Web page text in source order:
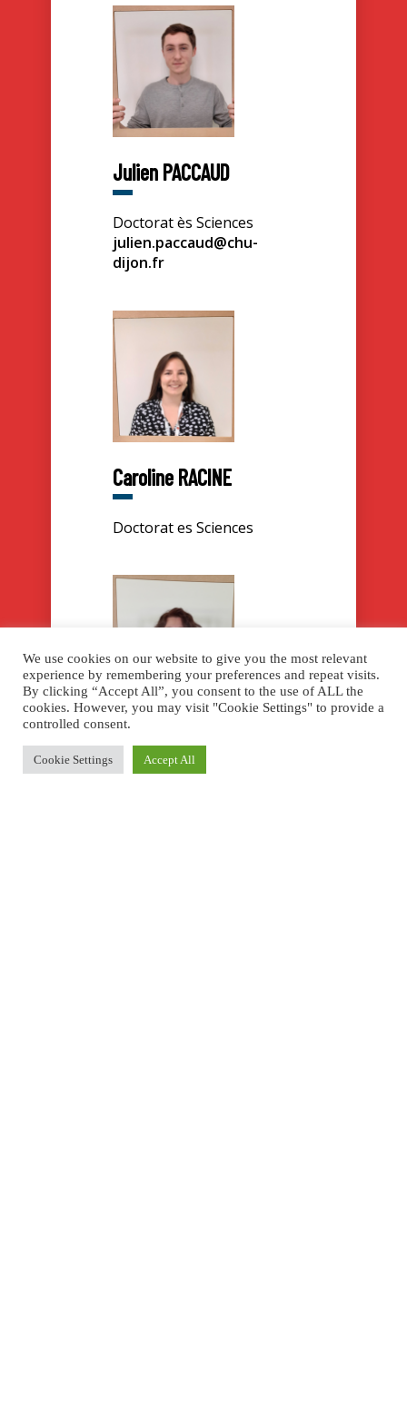
Julien PACCAUD
Doctorat ès Sciences
julien.paccaud@chu-
dijon.fr
Caroline RACINE
Doctorat es Sciences
Camille LEVEL
We use cookies on our website to give you the most relevant
experience by remembering your preferences and repeat visits.
By clicking “Accept All”, you consent to the use of ALL the
cookies. However, you may visit "Cookie Settings" to provide a
controlled consent.
Cookie Settings Accept All